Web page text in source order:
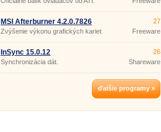
MSI Afterburner 4.2.0.7826
Zvýšenie výkonu grafických kariet
27
Freeware
InSync 15.0.12
Synchronizácia dát.
26
Shareware
ďalšie programy »